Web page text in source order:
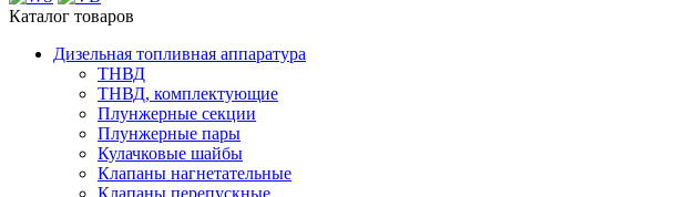
Каталог товаров
Дизельная топливная аппаратура
ТНВД
ТНВД, комплектующие
Плунжерные секции
Плунжерные пары
Кулачковые шайбы
Клапаны нагнетательные